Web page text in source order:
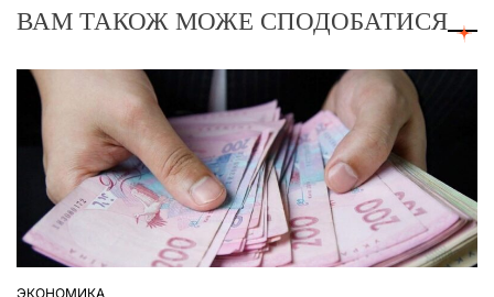
ВАМ ТАКОЖ МОЖЕ СПОДОБАТИСЯ
ЭКОНОМИКА